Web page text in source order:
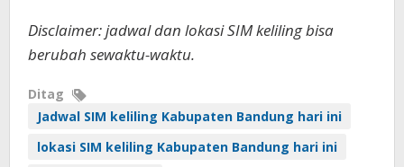
Disclaimer: jadwal dan lokasi SIM keliling bisa
berubah sewaktu-waktu.
Ditag
Jadwal SIM keliling Kabupaten Bandung hari ini
lokasi SIM keliling Kabupaten Bandung hari ini